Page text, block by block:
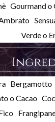
Gourmand o
Verde o
Bergamotto
o Cacao